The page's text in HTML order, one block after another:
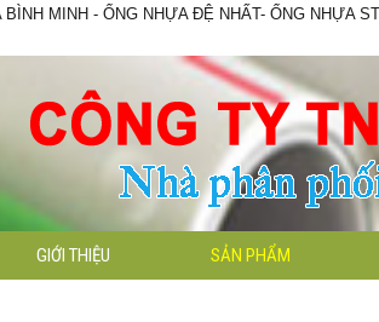
MINH - ỐNG NHỰA ĐỆ NHẤT- ỐNG NHỰA
GIỚI THIỆU SẢN PHẨM